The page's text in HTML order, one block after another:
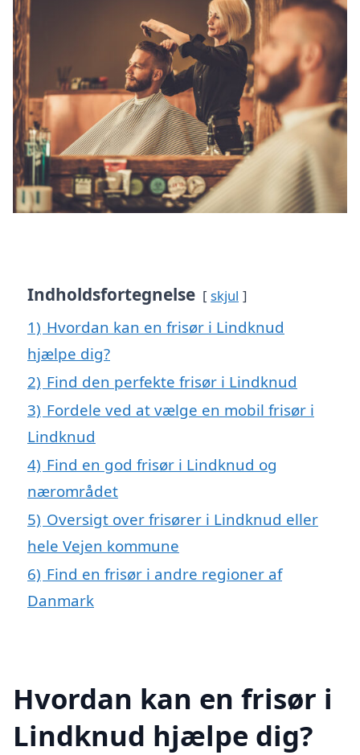
Indholdsfortegnelse skjul
1) Hvordan kan en frisør i Lindknud
hjælpe dig?
2) Find den perfekte frisør i Lindknud
3) Fordele ved at vælge en mobil frisør i
Lindknud
4) Find en god frisør i Lindknud og
nærområdet
5) Oversigt over frisører i Lindknud eller
hele Vejen kommune
6) Find en frisør i andre regioner af
Danmark
Hvordan kan en frisør i
Lindknud hjælpe dig?